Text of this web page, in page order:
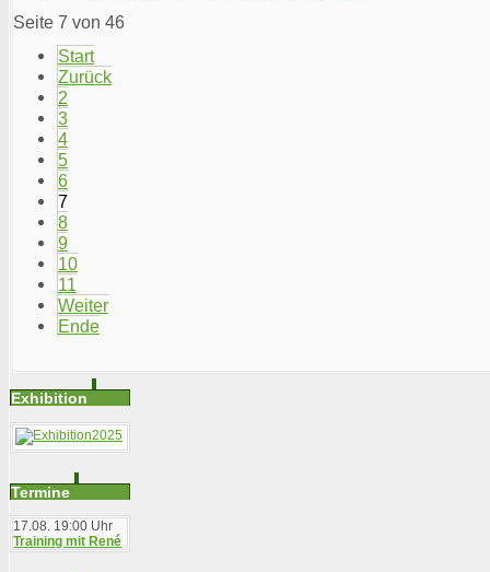
Seite 7 von 46
Start
Zurück
2
3
4
5
6
7
8
9
10
11
Weiter
Ende
Exhibition
Termine
17.08. 19:00 Uhr
Training mit René